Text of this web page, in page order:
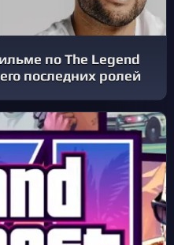
по The Legend
последних ролей